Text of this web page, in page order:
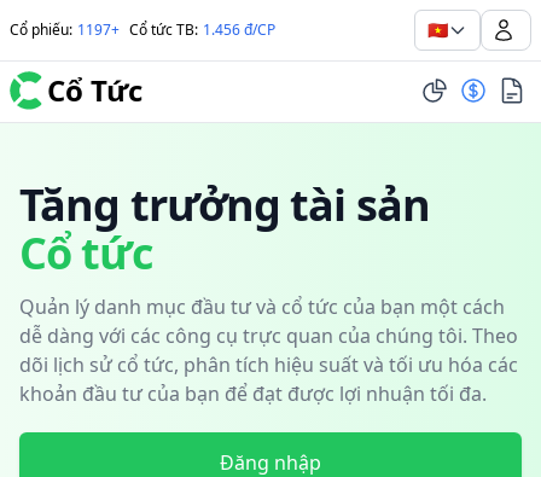
Cổ phiếu: 1197+ Cổ tức TB: 1.456 đ/CP 🇻🇳
Cổ Tức
Tăng trưởng tài sản
Cổ tức
Quản lý danh mục đầu tư và cổ tức của bạn một cách
dễ dàng với các công cụ trực quan của chúng tôi. Theo
dõi lịch sử cổ tức, phân tích hiệu suất và tối ưu hóa các
khoản đầu tư của bạn để đạt được lợi nhuận tối đa.
Đăng nhập